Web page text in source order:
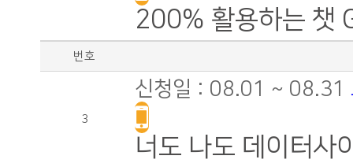
200% 활용하는 챗
번호
3
신청일 : 08.01 ~ 08.31
너도 나도 데이터사